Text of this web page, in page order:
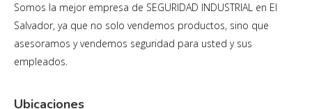
Somos la mejor empresa de SEGURIDAD INDUSTRIAL en El
Salvador, ya que no solo vendemos productos, sino que
asesoramos y vendemos seguridad para usted y sus
empleados.
Ubicaciones